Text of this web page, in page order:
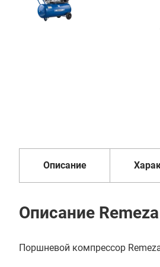
Описание
Описание
Поршневой компрессор